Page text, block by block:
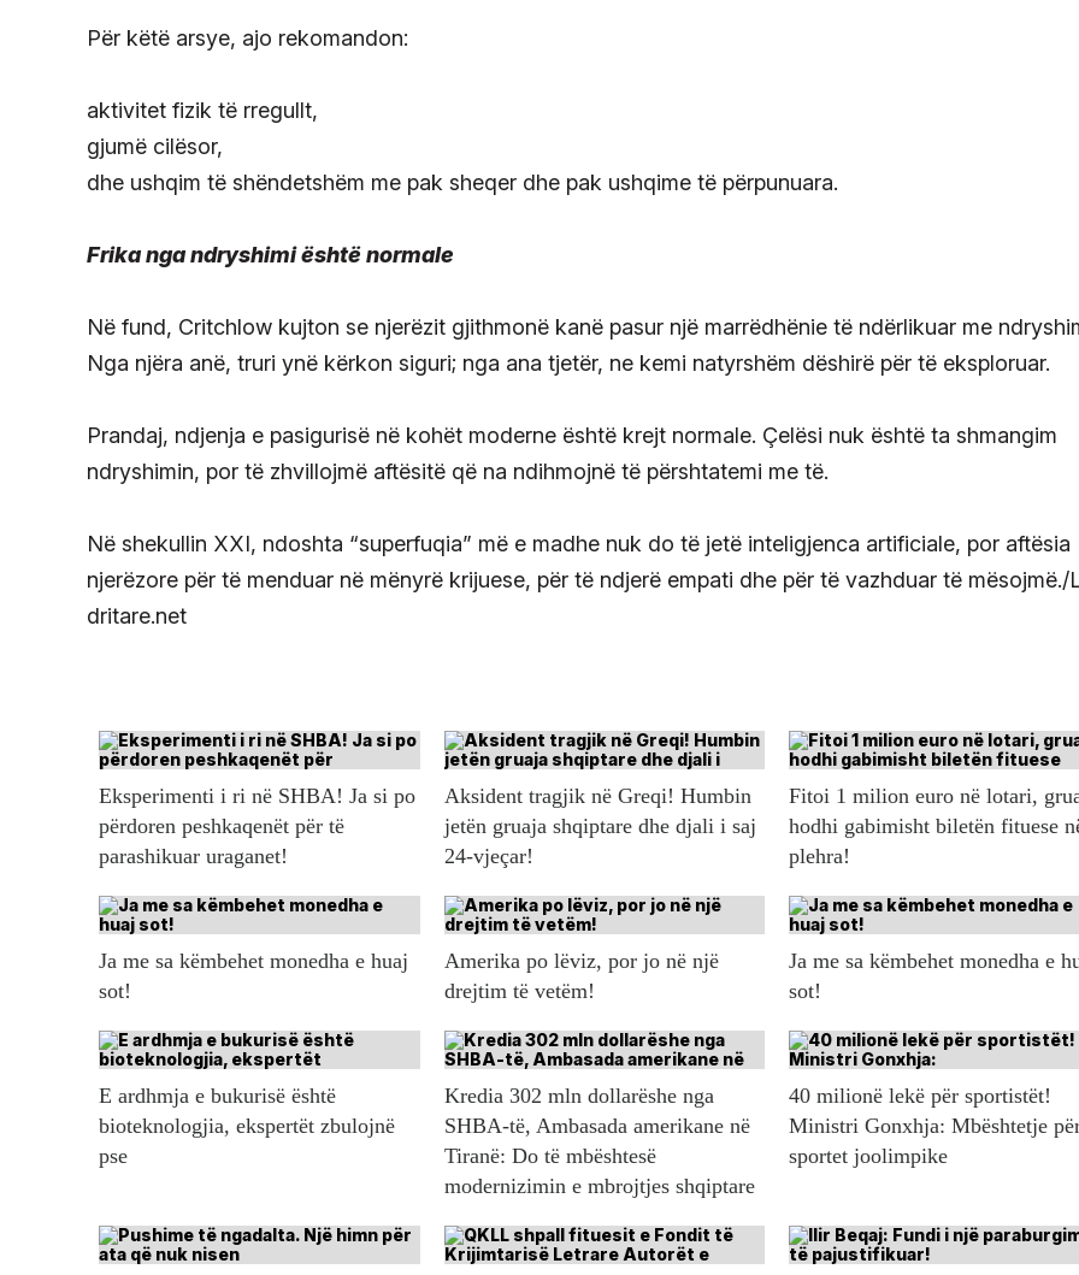
Për këtë arsye, ajo rekomandon:
aktivitet fizik të rregullt,
gjumë cilësor,
dhe ushqim të shëndetshëm me pak sheqer dhe pak ushqime të përpunuara.
Frika nga ndryshimi është normale
Në fund, Critchlow kujton se njerëzit gjithmonë kanë pasur një marrëdhënie të ndërlikuar me
Nga njëra anë, truri ynë kërkon siguri; nga ana tjetër, ne kemi natyrshëm dëshirë për të eksploruar.
Prandaj, ndjenja e pasigurisë në kohët moderne është krejt normale. Çelësi nuk është ta shmangim
ndryshimin, por të zhvillojmë aftësitë që na ndihmojnë të përshtatemi me të.
Në shekullin XXI, ndoshta “superfuqia” më e madhe nuk do të jetë inteligjenca artificiale, por aftësia
njerëzore për të menduar në mënyrë krijuese, për të ndjerë empati dhe për të vazhduar të mësojmë./
dritare.net
Eksperimenti i ri në SHBA! Ja si po
përdoren peshkaqenët për të
parashikuar uraganet!
Aksident tragjik në Greqi! Humbin
jetën gruaja shqiptare dhe djali i saj
24-vjeçar!
Fitoi 1 milion euro në lotari,
hodhi gabimisht biletën fituese
plehra!
Ja me sa këmbehet monedha e huaj
sot!
Amerika po lëviz, por jo në një
drejtim të vetëm!
Ja me sa këmbehet monedha e
sot!
E ardhmja e bukurisë është
bioteknologjia, ekspertët zbulojnë
pse
Kredia 302 mln dollarëshe nga
SHBA-të, Ambasada amerikane në
Tiranë: Do të mbështesë
modernizimin e mbrojtjes shqiptare
40 milionë lekë për sportistët!
Ministri Gonxhja: Mbështetje
sportet joolimpike